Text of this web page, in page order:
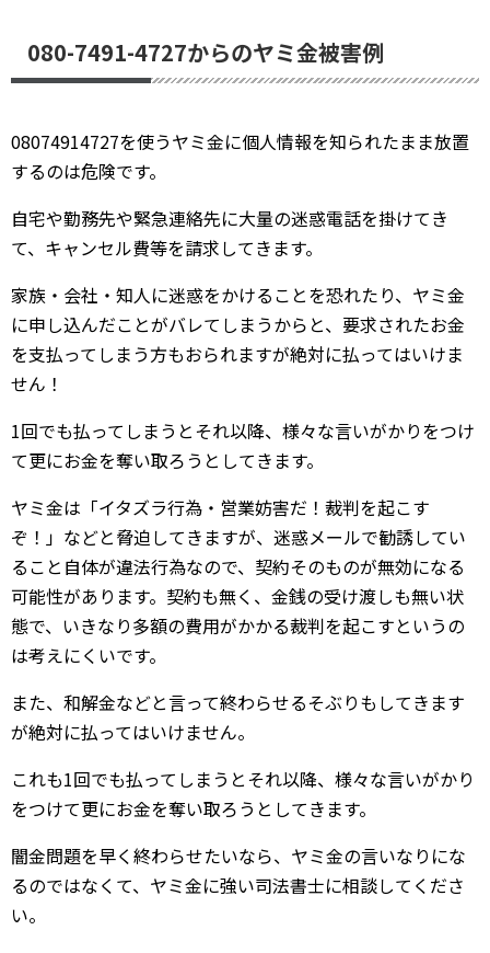
080-7491-4727からのヤミ金被害例
08074914727を使うヤミ金に個人情報を知られたまま放置
するのは危険です。
自宅や勤務先や緊急連絡先に大量の迷惑電話を掛けてき
て、キャンセル費等を請求してきます。
家族・会社・知人に迷惑をかけることを恐れたり、ヤミ金
に申し込んだことがバレてしまうからと、要求されたお金
を支払ってしまう方もおられますが絶対に払ってはいけま
せん！
1回でも払ってしまうとそれ以降、様々な言いがかりをつけ
て更にお金を奪い取ろうとしてきます。
ヤミ金は「イタズラ行為・営業妨害だ！裁判を起こす
ぞ！」などと脅迫してきますが、迷惑メールで勧誘してい
ること自体が違法行為なので、契約そのものが無効になる
可能性があります。契約も無く、金銭の受け渡しも無い状
態で、いきなり多額の費用がかかる裁判を起こすというの
は考えにくいです。
また、和解金などと言って終わらせるそぶりもしてきます
が絶対に払ってはいけません。
これも1回でも払ってしまうとそれ以降、様々な言いがかり
をつけて更にお金を奪い取ろうとしてきます。
闇金問題を早く終わらせたいなら、ヤミ金の言いなりにな
るのではなくて、ヤミ金に強い司法書士に相談してくださ
い。